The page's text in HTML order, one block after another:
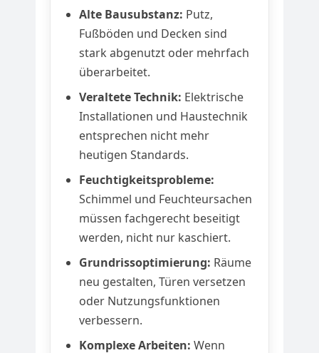
Alte Bausubstanz: Putz,
Fußböden und Decken sind
stark abgenutzt oder mehrfach
überarbeitet.
Veraltete Technik: Elektrische
Installationen und Haustechnik
entsprechen nicht mehr
heutigen Standards.
Feuchtigkeitsprobleme:
Schimmel und Feuchteursachen
müssen fachgerecht beseitigt
werden, nicht nur kaschiert.
Grundrissoptimierung: Räume
neu gestalten, Türen versetzen
oder Nutzungsfunktionen
verbessern.
Komplexe Arbeiten: Wenn